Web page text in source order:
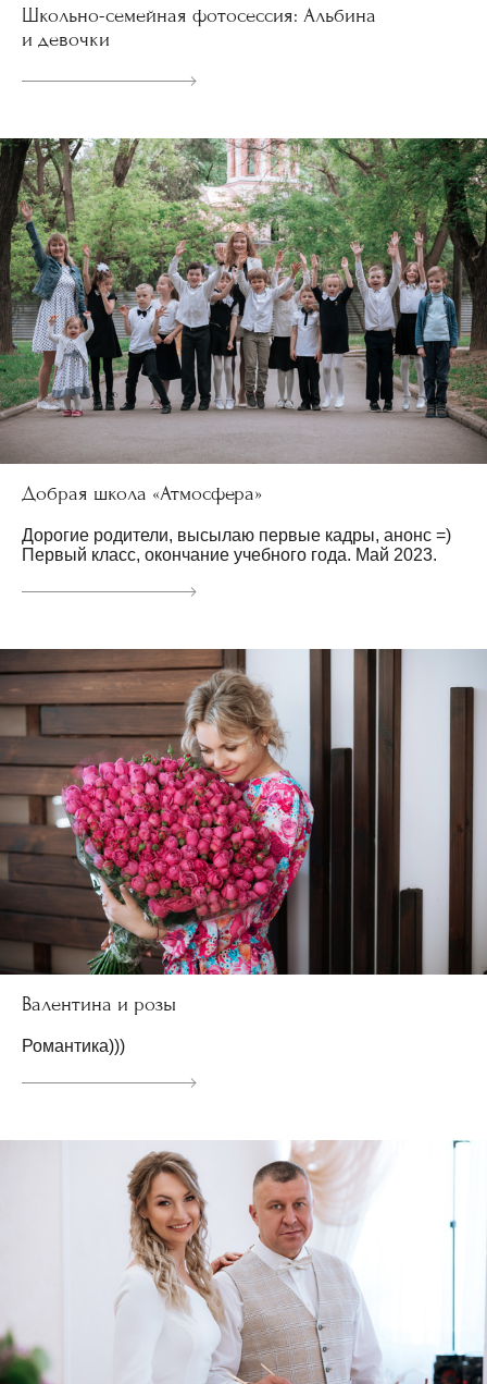
Школьно-семейная фотосессия: Альбина
и девочки
Добрая школа «Атмосфера»
Дорогие родители, высылаю первые кадры, анонс =)
Первый класс, окончание учебного года. Май 2023.
Валентина и розы
Романтика)))